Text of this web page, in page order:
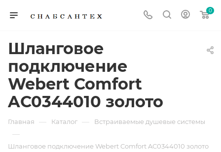
0
Шланговое
подключение
Webert Comfort
AC0344010 золото
Главная — Каталог — Встраиваемые душевые системы
—
Шланговое подключение Webert Comfort AC0344010 золото